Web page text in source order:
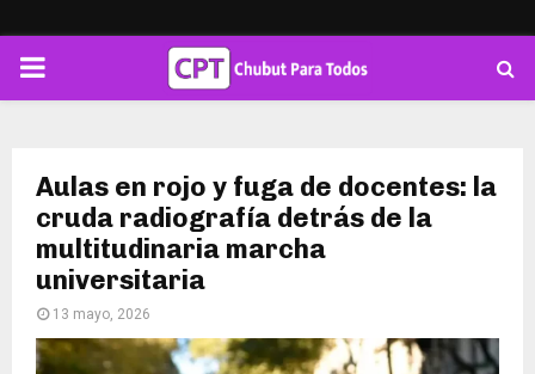
PRIMARY
Aulas en rojo y fuga de docentes: la
cruda radiografía detrás de la
multitudinaria marcha
universitaria
13 mayo, 2026